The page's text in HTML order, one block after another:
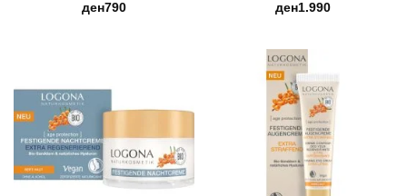
ден790
ден1.990